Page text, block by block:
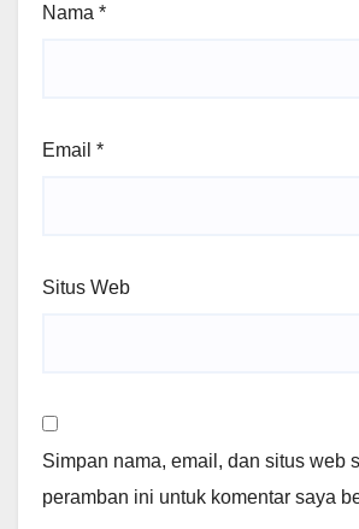
Nama *
Email *
Situs Web
Simpan nama, email, dan situs web
peramban ini untuk komentar saya